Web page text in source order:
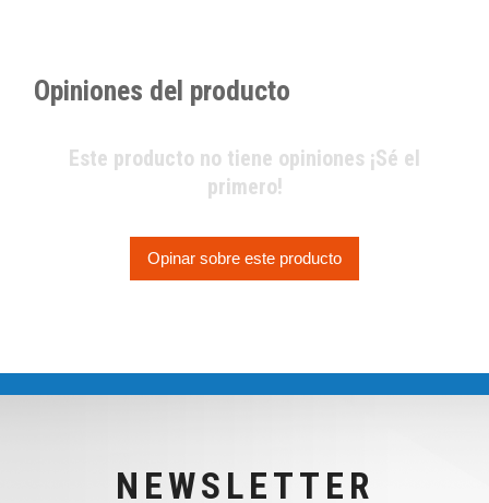
Opiniones del producto
Este producto no tiene opiniones ¡Sé el
primero!
Opinar sobre este producto
NEWSLETTER